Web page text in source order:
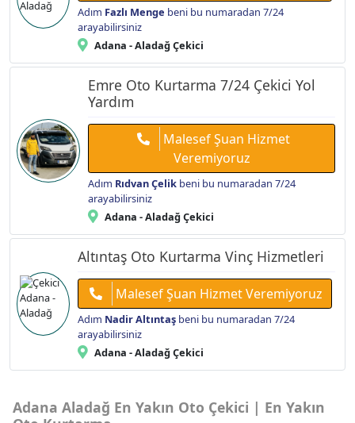
Adım Fazlı Menge beni bu numaradan 7/24
arayabilirsiniz
Adana - Aladağ Çekici
Emre Oto Kurtarma 7/24 Çekici Yol
Yardım
Malesef Şuan Hizmet
Veremiyoruz
Adım Rıdvan Çelik beni bu numaradan 7/24
arayabilirsiniz
Adana - Aladağ Çekici
Altıntaş Oto Kurtarma Vinç Hizmetleri
Malesef Şuan Hizmet Veremiyoruz
Adım Nadir Altıntaşbeni bu numaradan 7/24
arayabilirsiniz
Adana - Aladağ Çekici
Adana Aladağ En Yakın Oto Çekici | En Yakın